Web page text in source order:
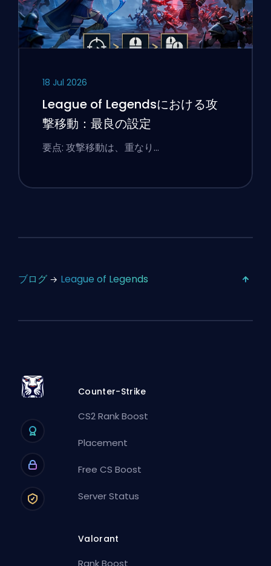
18 Jul 2026
League of Legendsにおける攻
撃移動：最良の設定
要点: 攻撃移動は、重なり…
ブログ League of Legends
Counter-Strike
CS2 Rank Boost
Placement
Free CS Boost
Server Status
Valorant
Rank Boost